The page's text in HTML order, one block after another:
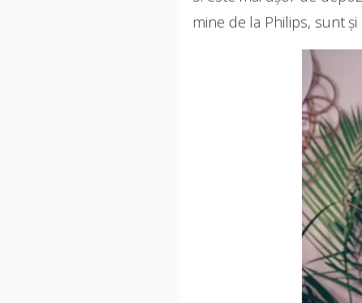
mine de la Philips, sunt